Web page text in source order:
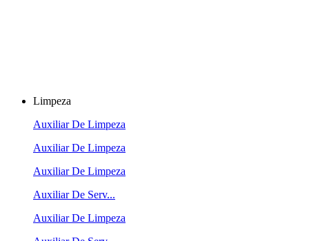
Limpeza
Auxiliar De Limpeza
Auxiliar De Limpeza
Auxiliar De Limpeza
Auxiliar De Serv...
Auxiliar De Limpeza